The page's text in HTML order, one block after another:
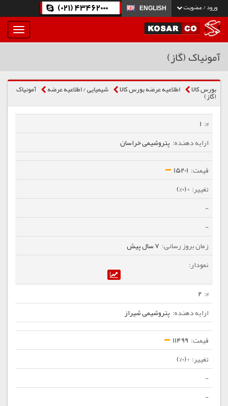
ورود / عضویت ENGLISH
(021) 43462000
بار
و
آمونیاک (گاز)
بورس کالا اطلاعیه عرضه بورس کالا شیمیایی / اطلاعیه عرضه آمونیاک
(گاز)
1
پتروشیمی خراسان
15201
0 (0%)
-
-
7 سال پیش
2
پتروشیمی شیراز
11499
0 (0%)
-
-